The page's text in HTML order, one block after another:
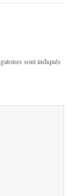
sont indiqués